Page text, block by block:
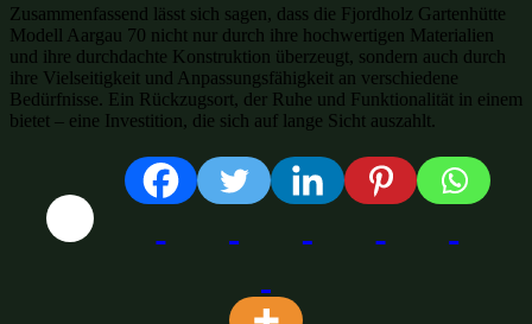
Zusammenfassend lässt sich sagen, dass die Fjordholz Gartenhütte
Modell Aargau 70 nicht nur durch ihre hochwertigen Materialien
und ihre durchdachte Konstruktion überzeugt, sondern auch durch
ihre Vielseitigkeit und Anpassungsfähigkeit an verschiedene
Bedürfnisse. Ein Rückzugsort, der Ruhe und Funktionalität in einem
bietet – eine Investition, die sich auf lange Sicht auszahlt.